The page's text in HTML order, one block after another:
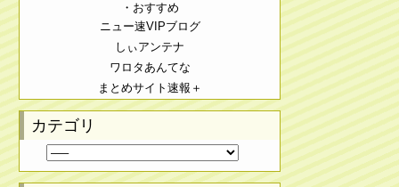
・おすすめ
ニュー速VIPブログ
しぃアンテナ
ワロタあんてな
まとめサイト速報＋
カテゴリ